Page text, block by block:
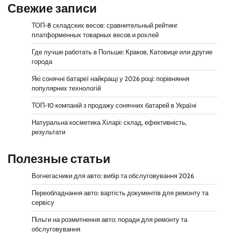
Свежие записи
ТОП-8 складских весов: сравнительный рейтинг
платформенных товарных весов и рохлей
Где лучше работать в Польше: Краков, Катовице или другие
города
Які сонячні батареї найкращі у 2026 році: порівняння
популярних технологій
ТОП-10 компаній з продажу сонячних батарей в Україні
Натуральна косметика Хіларі: склад, ефективність,
результати
Полезные статьи
Вогнегасники для авто: вибір та обслуговування 2026
Переобладнання авто: вартість документів для ремонту та
сервісу
Пільги на розмитнення авто: поради для ремонту та
обслуговування